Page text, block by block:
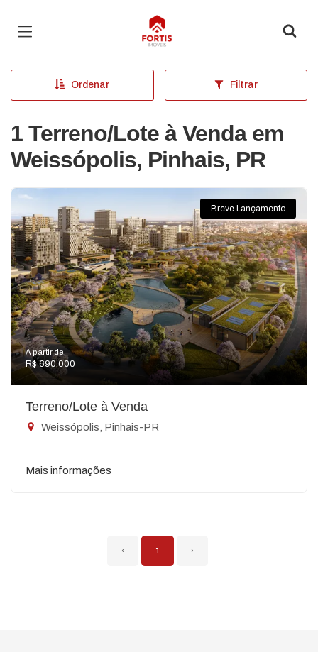
Página inicial
Ordenar Filtrar
1 Terreno/Lote à Venda em
Weissópolis, Pinhais, PR
Breve Lançamento
A partir de:
R$ 690.000
Terreno/Lote à Venda
Weissópolis, Pinhais-PR
Mais informações
‹ 1 ›